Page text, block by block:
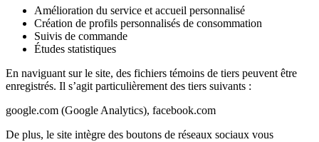
Amélioration du service et accueil personnalisé
Création de profils personnalisés de consommation
Suivis de commande
Études statistiques
En naviguant sur le site, des fichiers témoins de tiers peuvent être
enregistrés. Il s’agit particulièrement des tiers suivants :
google.com (Google Analytics), facebook.com
De plus, le site intègre des boutons de réseaux sociaux vous